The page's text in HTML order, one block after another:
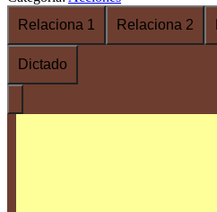
Relaciona 1
Relaciona 2
Dictado